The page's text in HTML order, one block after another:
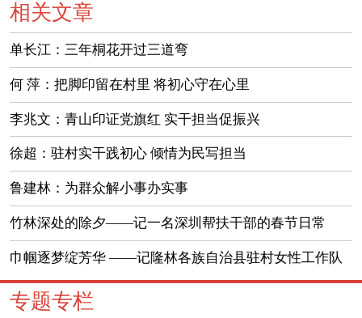
相关文章
单长江：三年桐花开过三道弯
何 萍：把脚印留在村里 将初心守在心里
李兆文：青山印证党旗红 实干担当促振兴
徐超：驻村实干践初心 倾情为民写担当
鲁建林：为群众解小事办实事
竹林深处的除夕——记一名深圳帮扶干部的春节日常
巾帼逐梦绽芳华 ——记隆林各族自治县驻村女性工作队
员风采
专题专栏